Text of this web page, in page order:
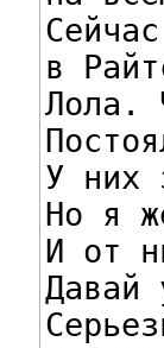
в
Лола.
У них
Но я
И от
Давай